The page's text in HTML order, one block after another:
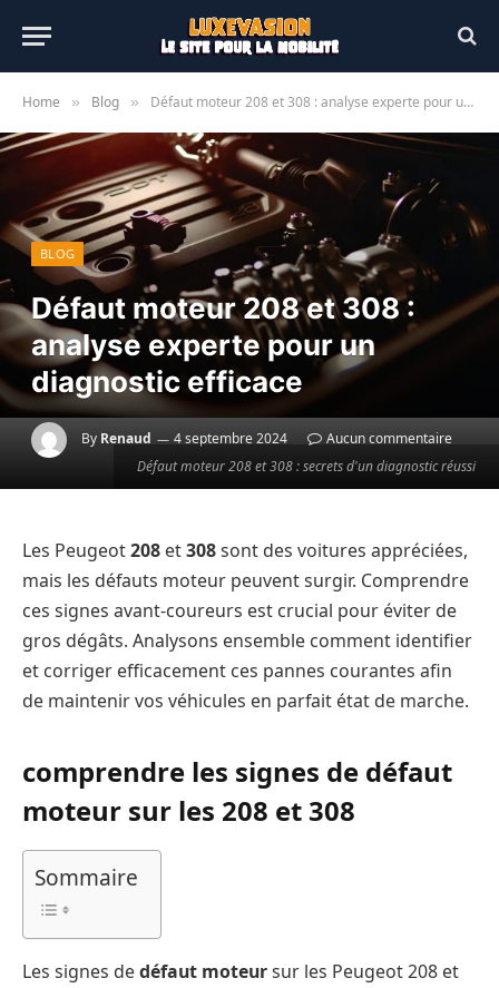
Home » Blog » Défaut moteur 208 et 308 : analyse experte pour un diagnostic efficace
Défaut moteur 208 et 308 : secrets d'un diagnostic réussi
BLOG
Défaut moteur 208 et 308 :
analyse experte pour un
diagnostic efficace
By Renaud 4 septembre 2024 Aucun commentaire
Les Peugeot208 et308sont des voitures appréciées,
mais les défauts moteur peuvent surgir. Comprendre
ces signes avant-coureurs est crucial pour éviter de
gros dégâts. Analysons ensemble comment identifier
et corriger efficacement ces pannes courantes afin
de maintenir vos véhicules en parfait état de marche.
comprendre les signes de défaut
moteur sur les 208 et 308
Sommaire
Les signes dedéfaut moteursur les Peugeot 208 et